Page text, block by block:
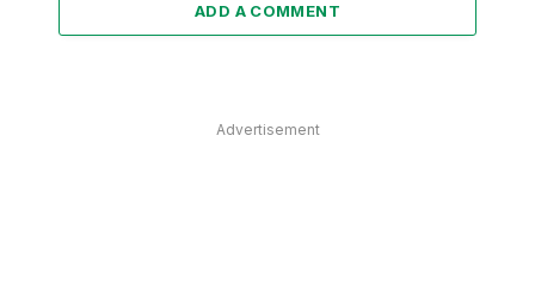
ADD A COMMENT
Advertisement